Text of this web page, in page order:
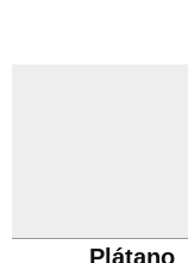
Plátano